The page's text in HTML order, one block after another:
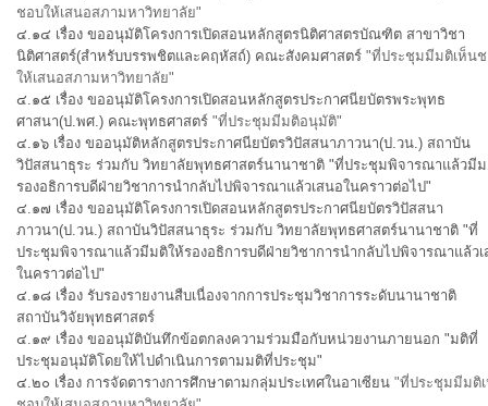
ชอบให้เสนอสภามหาวิทยาลัย"
๔.๑๔ เรื่อง ขออนุมัติโครงการเปิดสอนหลักสูตรนิติศาสตรบัณฑิต สาขาวิชา
นิติศาสตร์(สำหรับบรรพชิตและคฤหัสถ์) คณะสังคมศาสตร์ "ที่ประชุมมีมติเห็น
ให้เสนอสภามหาวิทยาลัย"
๔.๑๕ เรื่อง ขออนุมัติโครงการเปิดสอนหลักสูตรประกาศนียบัตรพระพุทธ
ศาสนา(ป.พศ.) คณะพุทธศาสตร์ "ที่ประชุมมีมติอนุมัติ"
๔.๑๖ เรื่อง ขออนุมัติหลักสูตรประกาศนียบัตรวิปัสสนาภาวนา(ป.วน.) สถาบัน
วิปัสสนาธุระ ร่วมกับ วิทยาลัยพุทธศาสตร์นานาชาติ "ที่ประชุมพิจารณาแล้วมี
รองอธิการบดีฝ่ายวิชาการนำกลับไปพิจารณาแล้วเสนอในคราวต่อไป"
๔.๑๗ เรื่อง ขออนุมัติโครงการเปิดสอนหลักสูตรประกาศนียบัตรวิปัสสนา
ภาวนา(ป.วน.) สถาบันวิปัสสนาธุระ ร่วมกับ วิทยาลัยพุทธศาสตร์นานาชาติ "ที่
ประชุมพิจารณาแล้วมีมติให้รองอธิการบดีฝ่ายวิชาการนำกลับไปพิจารณาแล้ว
ในคราวต่อไป"
๔.๑๘ เรื่อง รับรองรายงานสืบเนื่องจากการประชุมวิชาการระดับนานาชาติ
สถาบันวิจัยพุทธศาสตร์
๔.๑๙ เรื่อง ขออนุมัติบันทึกข้อตกลงความร่วมมือกับหน่วยงานภายนอก "มติที่
ประชุมอนุมัติโดยให้ไปดำเนินการตามมติที่ประชุม"
๔.๒๐ เรื่อง การจัดตารางการศึกษาตามกลุ่มประเทศในอาเซียน "ที่ประชุมมีมติ